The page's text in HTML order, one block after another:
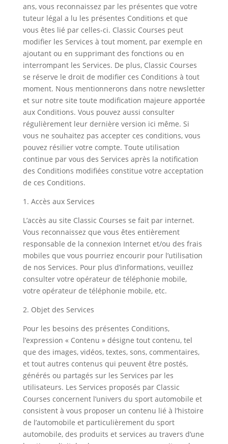
ans, vous reconnaissez par les présentes que votre
tuteur légal a lu les présentes Conditions et que
vous êtes lié par celles-ci. Classic Courses peut
modifier les Services à tout moment, par exemple en
ajoutant ou en supprimant des fonctions ou en
interrompant les Services. De plus, Classic Courses
se réserve le droit de modifier ces Conditions à tout
moment. Nous mentionnerons dans notre newsletter
et sur notre site toute modification majeure apportée
aux Conditions. Vous pouvez aussi consulter
régulièrement leur dernière version ici même. Si
vous ne souhaitez pas accepter ces conditions, vous
pouvez résilier votre compte. Toute utilisation
continue par vous des Services après la notification
des Conditions modifiées constitue votre acceptation
de ces Conditions.
1. Accès aux Services
L’accès au site Classic Courses se fait par internet.
Vous reconnaissez que vous êtes entièrement
responsable de la connexion Internet et/ou des frais
mobiles que vous pourriez encourir pour l’utilisation
de nos Services. Pour plus d’informations, veuillez
consulter votre opérateur de téléphonie mobile,
votre opérateur de téléphonie mobile, etc.
2. Objet des Services
Pour les besoins des présentes Conditions,
l’expression « Contenu » désigne tout contenu, tel
que des images, vidéos, textes, sons, commentaires,
et tout autres contenus qui peuvent être postés,
générés ou partagés sur les Services par les
utilisateurs. Les Services proposés par Classic
Courses concernent l’univers du sport automobile et
consistent à vous proposer un contenu lié à l’histoire
de l’automobile et particulièrement du sport
automobile, des produits et services au travers d’une